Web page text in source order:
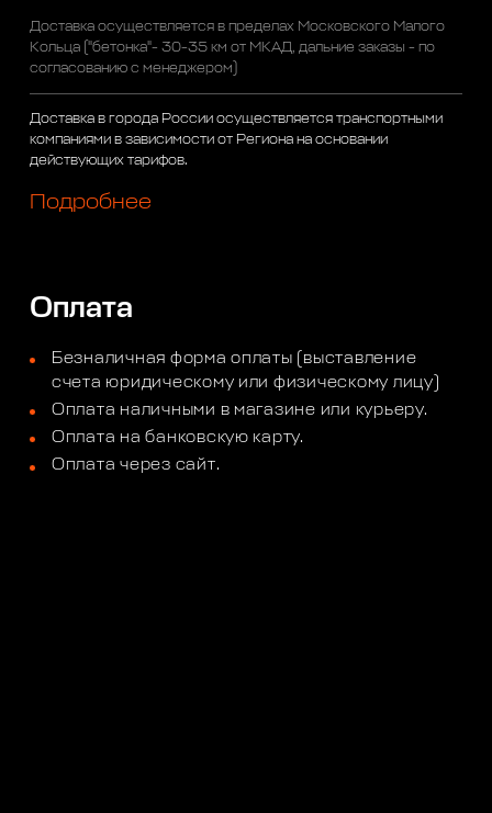
Доставка осуществляется в пределах Московского Малого
Кольца ("бетонка"- 30-35 км от МКАД, дальние заказы - по
согласованию с менеджером)
Доставка в города России осуществляется транспортными
компаниями в зависимости от Региона на основании
действующих тарифов.
Подробнее
Оплата
Безналичная форма оплаты (выставление
счета юридическому или физическому лицу)
Оплата наличными в магазине или курьеру.
Оплата на банковскую карту.
Оплата через сайт.